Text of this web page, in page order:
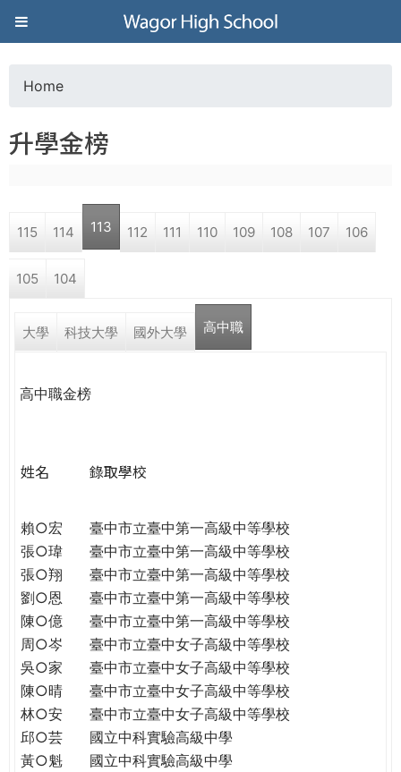
Jump to navigation
葳
格
高
學
格。
民。
WAGOR
o
a
r
e
r
Home
升學金榜
115 114 113 112 111 110 109 108 107 106
105 104
大學 科技大學 國外大學 高中職
高中職金榜
姓名 錄取學校
賴○宏
臺中市立臺中第一高級中等學校
張○瑋
臺中市立臺中第一高級中等學校
張○翔
臺中市立臺中第一高級中等學校
劉○恩
臺中市立臺中第一高級中等學校
陳○億
臺中市立臺中第一高級中等學校
周○岑
臺中市立臺中女子高級中等學校
吳○家
臺中市立臺中女子高級中等學校
陳○晴
臺中市立臺中女子高級中等學校
林○安
臺中市立臺中女子高級中等學校
邱○芸
國立中科實驗高級中學
黃○魁
國立中科實驗高級中學